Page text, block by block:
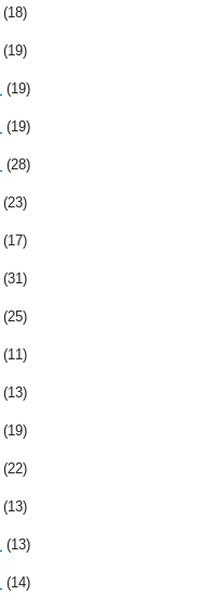
(18)
(19)
(19)
(19)
(28)
(23)
(17)
(31)
(25)
(11)
(13)
(19)
(22)
(13)
(13)
(14)